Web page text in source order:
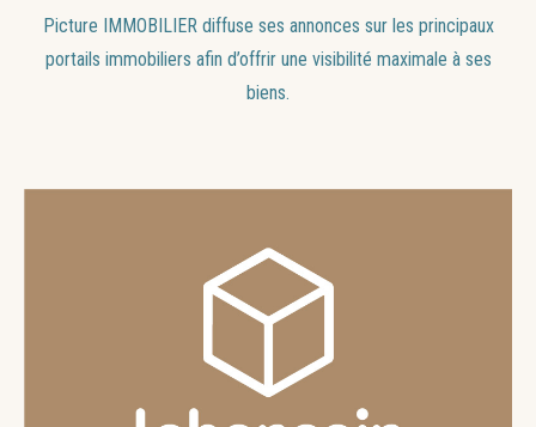
Picture IMMOBILIER diffuse ses annonces sur les principaux
portails immobiliers afin d’offrir une visibilité maximale à ses
biens.